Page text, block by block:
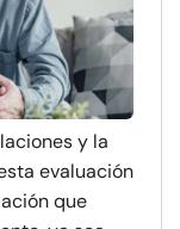
y la
evaluación
que